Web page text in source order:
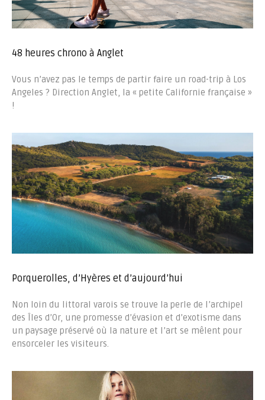
48 heures chrono à Anglet
Vous n’avez pas le temps de partir faire un road-trip à Los
Angeles ? Direction Anglet, la « petite Californie française »
!
Porquerolles, d’Hyères et d’aujourd’hui
Non loin du littoral varois se trouve la perle de l’archipel
des Îles d’Or, une promesse d’évasion et d’exotisme dans
un paysage préservé où la nature et l’art se mêlent pour
ensorceler les visiteurs.